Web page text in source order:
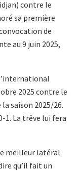
contre le
sa première
de
au 9 juin 2025,
2025 contre le
saison 2025/26.
1. La trêve lui fera
meilleur latéral
qu’il fait un